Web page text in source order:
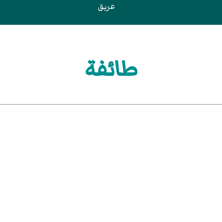
عريق
طائفة